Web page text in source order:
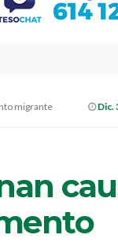
migrante Dic.